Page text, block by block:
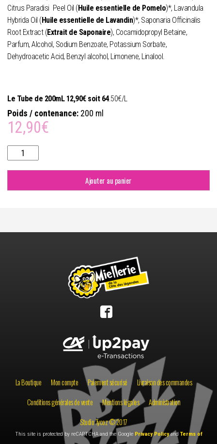
Citrus Paradisi Peel Oil (Huile essentielle de Pomelo)*, Lavandula
Hybrida Oil (Huile essentielle de Lavandin)*, Saponaria Officinalis
Root Extract (Extrait de Saponaire), Cocamidopropyl Betaine,
Parfum, Alcohol, Sodium Benzoate, Potassium Sorbate,
Dehydroacetic Acid, Benzyl alcohol, Limonene, Linalool.
Le Tube de 200mL 12,90€ soit 64.50€/L
Poids / contenance: 200 ml
12,90€
Doux
Ajouter au panier
La Boutique Mon compte Paiement sécurisé
Livraison des commandes
Conditions générales de vente
Mentions légales
Administration
Studio Tycoz © 2017
This site is protected by reCAPTCHA and the Google Privacy Policyand Terms of